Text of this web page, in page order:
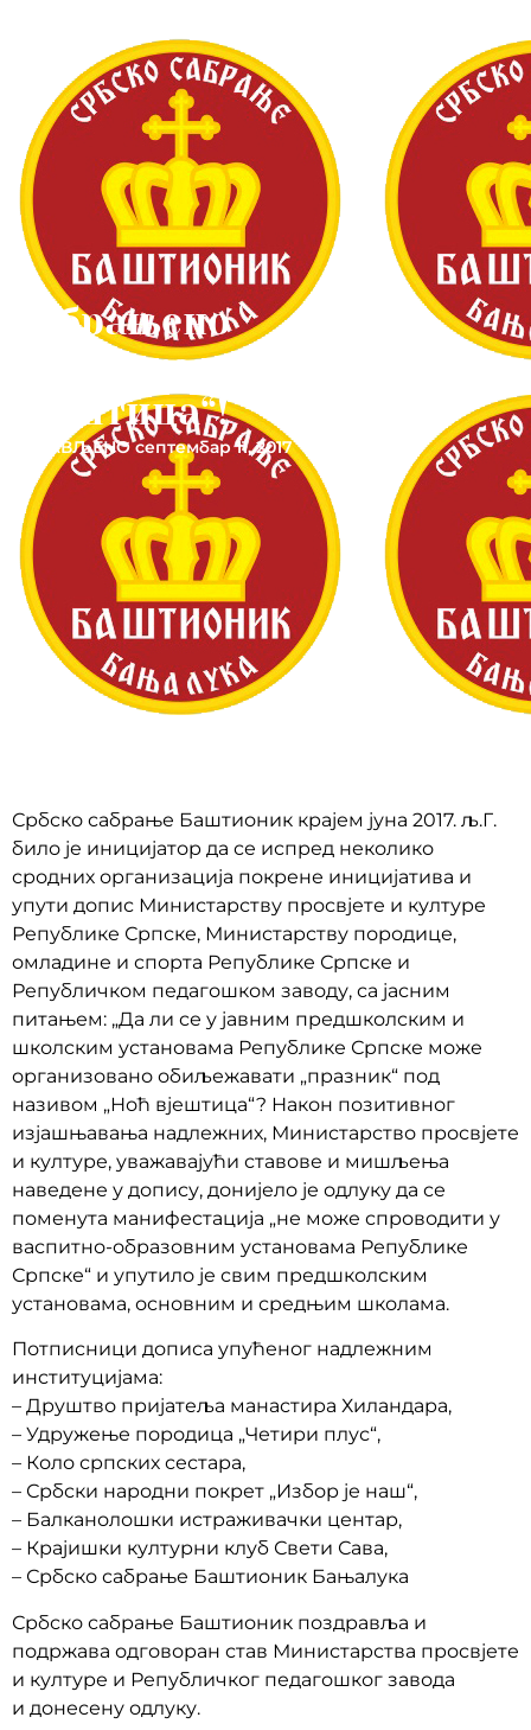
Забрањено
обиљежавање „Ноћи
вјештица“!
ОБЈАВЉЕНО септембар 11, 2017
Србско сабрање Баштионик крајем јуна 2017. љ.Г.
било је иницијатор да се испред неколико
сродних организација покрене иницијатива и
упути допис Министарству просвјете и културе
Републике Српске, Министарству породице,
омладине и спорта Републике Српске и
Републичком педагошком заводу, са јасним
питањем: „Да ли се у јавним предшколским и
школским установама Републике Српске може
организовано обиљежавати „празник“ под
називом „Ноћ вјештица“? Након позитивног
изјашњавања надлежних, Министарство просвјете
и културе, уважавајући ставове и мишљења
наведене у допису, донијело је одлуку да се
поменута манифестација „не може спроводити у
васпитно-образовним установама Републике
Српске“ и упутило је свим предшколским
установама, основним и средњим школама.
Потписници дописа упућеног надлежним
институцијама:
– Друштво пријатеља манастира Хиландара,
– Удружење породица „Четири плус“,
– Коло српских сестара,
– Србски народни покрет „Избор је наш“,
– Балканолошки истраживачки центар,
– Крајишки културни клуб Свети Сава,
– Србско сабрање Баштионик Бањалука
Србско сабрање Баштионик поздравља и
подржава одговоран став Министарства просвјете
и културе и Републичког педагошког завода
и донесену одлуку.